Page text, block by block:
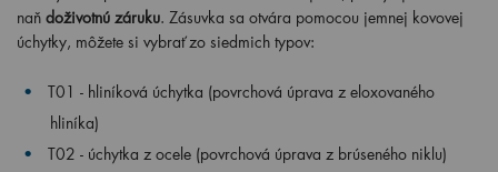
naň doživotnú záruku. Zásuvka sa otvára pomocou jemnej kovovej
úchytky, môžete si vybrať zo siedmich typov:
T01 - hliníková úchytka (povrchová úprava z eloxovaného
hliníka)
T02 - úchytka z ocele (povrchová úprava z brúseného niklu)